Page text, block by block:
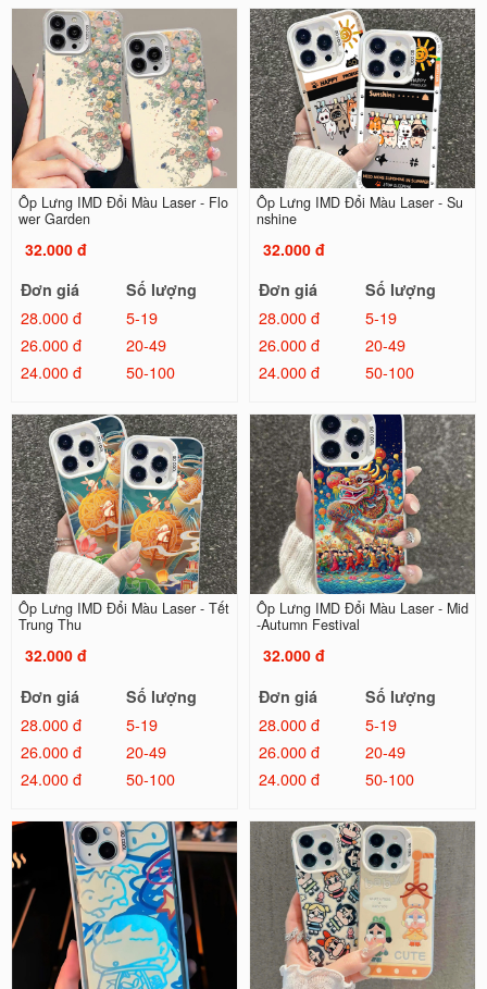
Ốp Lưng IMD Đổi Màu Laser - Flo
wer Garden
32.000 đ
Đơn giá
Số lượng
28.000 đ
5-19
26.000 đ
20-49
24.000 đ
50-100
Ốp Lưng IMD Đổi Màu Laser - Su
nshine
32.000 đ
Đơn giá
Số lượng
28.000 đ
5-19
26.000 đ
20-49
24.000 đ
50-100
Ốp Lưng IMD Đổi Màu Laser - Tết
Trung Thu
32.000 đ
Đơn giá
Số lượng
28.000 đ
5-19
26.000 đ
20-49
24.000 đ
50-100
Ốp Lưng IMD Đổi Màu Laser - Mid
-Autumn Festival
32.000 đ
Đơn giá
Số lượng
28.000 đ
5-19
26.000 đ
20-49
24.000 đ
50-100